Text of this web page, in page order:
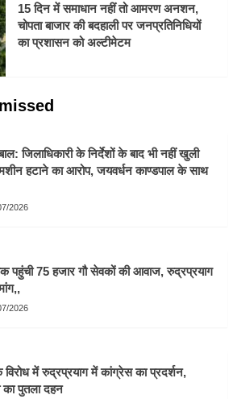
15 दिन में समाधान नहीं तो आमरण अनशन,
चोपता बाजार की बदहाली पर जनप्रतिनिधियों
का प्रशासन को अल्टीमेटम
जिलाधिकारी के निर्देशों के बाद भी नहीं खुली
हटाने का आरोप, जयवर्धन काण्डपाल के साथ
2026
पहुंची 75 हजार गौ सेवकों की आवाज, रुद्रप्रयाग
2026
विरोध में रुद्रप्रयाग में कांग्रेस का प्रदर्शन,
का पुतला दहन